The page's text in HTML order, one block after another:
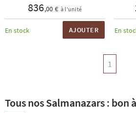
836,00 € à l'unité
En stock AJOUTER En
1
Tous nos Salmanazars : bon